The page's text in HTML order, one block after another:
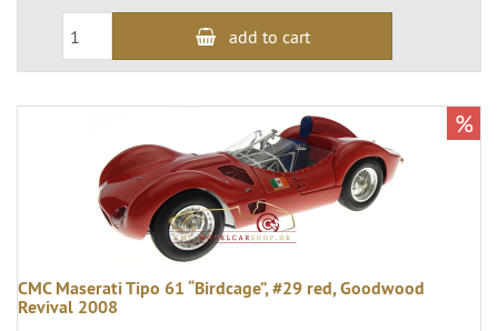
add to cart
CMC Maserati Tipo 61 “Birdcage”, #29 red, Goodwood
Revival 2008
%